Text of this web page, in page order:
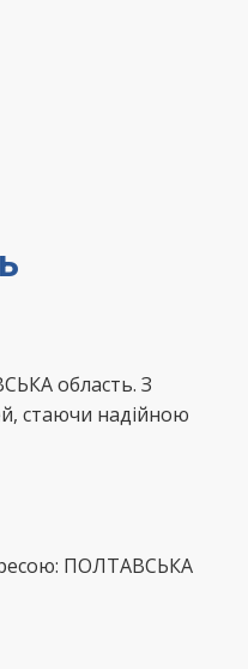
область. З
стаючи надійною
ПОЛТАВСЬКА